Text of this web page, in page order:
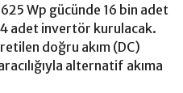
Wp gücünde 16 bin adet
adet invertör kurulacak.
doğru akım (DC)
alternatif akıma